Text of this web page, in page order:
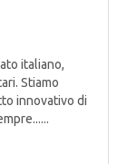
italiano,
Stiamo
innovativo di